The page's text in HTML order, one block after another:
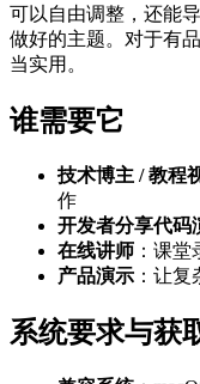
可以自由调整，还能
做好的主题。对于有
当实用。
谁需要它
技术博主 / 教程
作
开发者分享代码
在线讲师 ：课
产品演示 ：让
系统要求与获